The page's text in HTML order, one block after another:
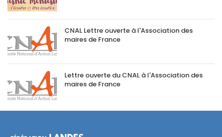
CNAL Lettre ouverte à l'Association des
maires de France
Lettre ouverte du CNAL à l'Association des
maires de France